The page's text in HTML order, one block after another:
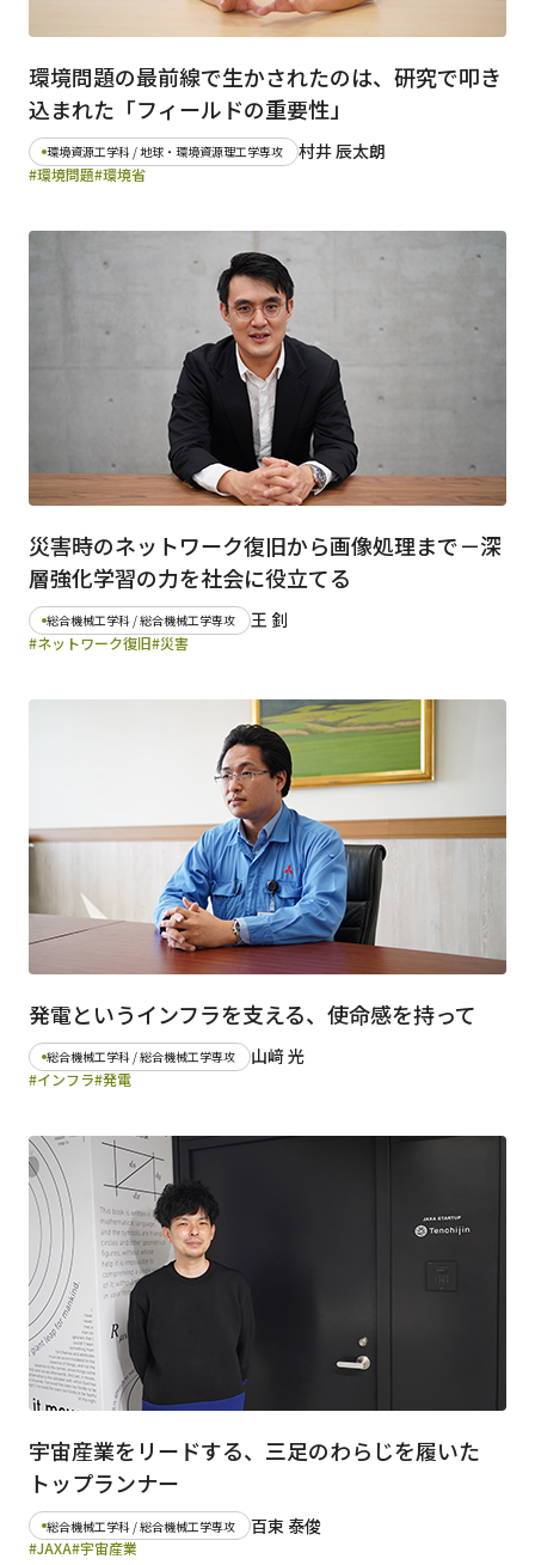
環境問題の最前線で生かされたのは、研究で叩き
込まれた「フィールドの重要性」
環境資源工学科 / 地球・環境資源理工学専攻 村井 辰太朗
#環境問題#環境省
災害時のネットワーク復旧から画像処理まで－深
層強化学習の力を社会に役立てる
総合機械工学科 / 総合機械工学専攻 王 釗
#ネットワーク復旧#災害
発電というインフラを支える、使命感を持って
総合機械工学科 / 総合機械工学専攻 山﨑 光
#インフラ#発電
宇宙産業をリードする、三足のわらじを履いた
トップランナー
総合機械工学科 / 総合機械工学専攻 百束 泰俊
#JAXA#宇宙産業